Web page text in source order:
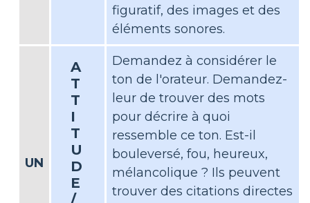
figuratif, des images et des
éléments sonores.
UN
A
T
T
I
T
U
D
E
/
Demandez à considérer le
ton de l'orateur. Demandez-
leur de trouver des mots
pour décrire à quoi
ressemble ce ton. Est-il
bouleversé, fou, heureux,
mélancolique ? Ils peuvent
trouver des citations directes